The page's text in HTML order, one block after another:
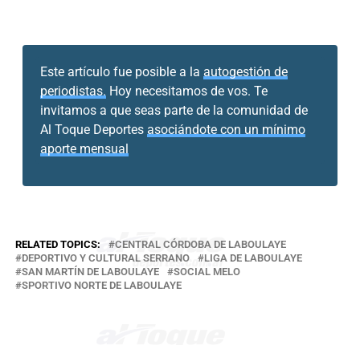
Este artículo fue posible a la autogestión de
periodistas. Hoy necesitamos de vos. Te
invitamos a que seas parte de la comunidad de
Al Toque Deportes asociándote con un mínimo
aporte mensual
RELATED TOPICS:
CENTRAL CÓRDOBA DE LABOULAYE
DEPORTIVO Y CULTURAL SERRANO
LIGA DE LABOULAYE
SAN MARTÍN DE LABOULAYE
SOCIAL MELO
SPORTIVO NORTE DE LABOULAYE